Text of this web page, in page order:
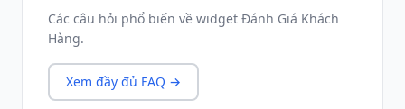
Các câu hỏi phổ biến về widget Đánh Giá Khách
Hàng.
Xem đầy đủ FAQ →